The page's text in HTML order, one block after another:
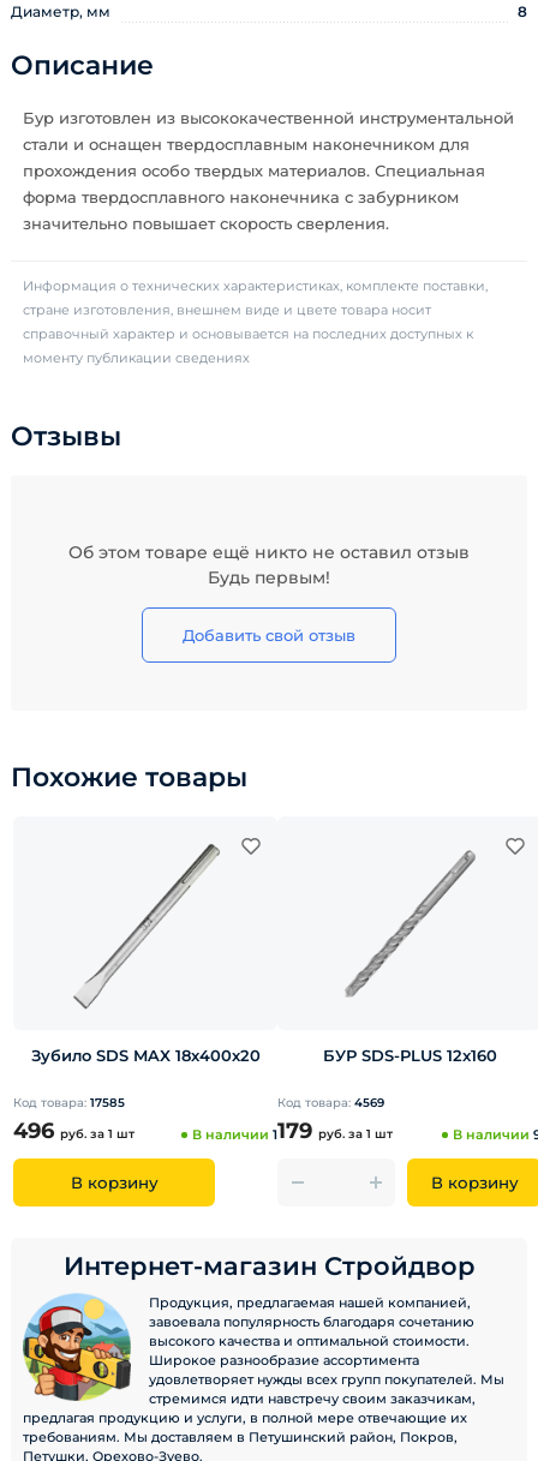
Диаметр, мм 8
Описание
Бур изготовлен из высококачественной инструментальной
стали и оснащен твердосплавным наконечником для
прохождения особо твердых материалов. Специальная
форма твердосплавного наконечника с забурником
значительно повышает скорость сверления.
Информация о технических характеристиках, комплекте поставки,
стране изготовления, внешнем виде и цвете товара носит
справочный характер и основывается на последних доступных к
моменту публикации сведениях
Отзывы
Об этом товаре ещё никто не оставил отзыв
Будь первым!
Добавить свой отзыв
Похожие товары
Зубило SDS MAX 18х400х20
Код товара: 17585
496 руб. за 1 шт В наличии 1
В корзину
БУР SDS-PLUS 12x160
Код товара: 4569
179 руб. за 1 шт В наличии
В корзину
Интернет-магазин Стройдвор
Продукция, предлагаемая нашей компанией,
завоевала популярность благодаря сочетанию
высокого качества и оптимальной стоимости.
Широкое разнообразие ассортимента
удовлетворяет нужды всех групп покупателей. Мы
стремимся идти навстречу своим заказчикам,
предлагая продукцию и услуги, в полной мере отвечающие их
требованиям. Мы доставляем в Петушинский район, Покров,
Петушки, Орехово-Зуево.